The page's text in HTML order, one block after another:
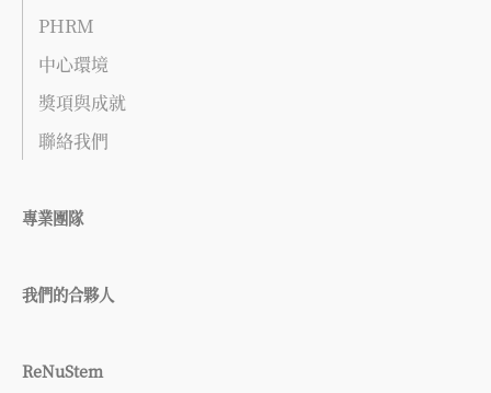
PHRM
中心環境
獎項與成就
聯絡我們
專業團隊
我們的合夥人
ReNuStem